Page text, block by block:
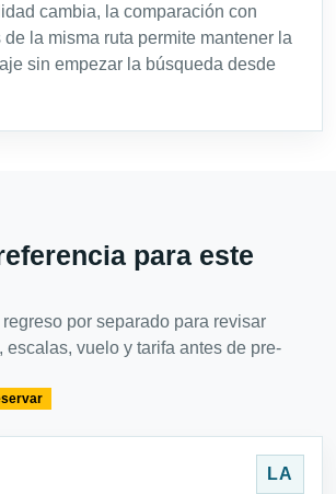
cambia, la comparación con
la misma ruta permite mantener la
sin empezar la búsqueda desde
para este
por separado para revisar
escalas, vuelo y tarifa antes de pre-
LA